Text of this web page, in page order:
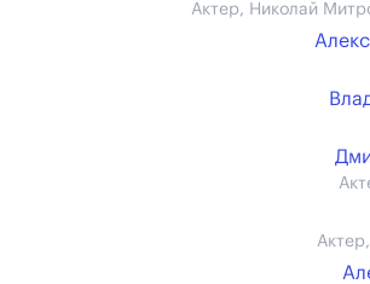
Актер, Николай